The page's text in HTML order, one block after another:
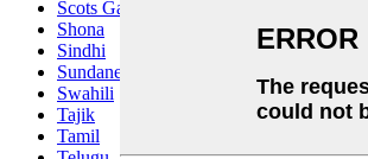
Scots Gaelic
Shona
Sindhi
Sundanese
Swahili
Tajik
Tamil